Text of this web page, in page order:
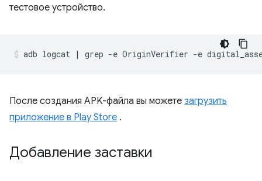
тестовое устройство.
После создания APK-файла вы можете загрузить
приложение в Play Store .
Добавление заставки